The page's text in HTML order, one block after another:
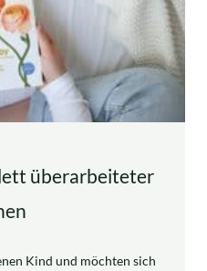
überarbeiteter
Kind und möchten sich